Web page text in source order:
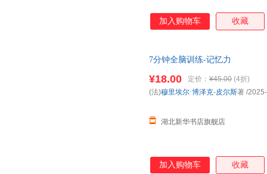
加入购物车 收藏
7分钟全脑训练-记忆力
¥18.00 定价： ¥45.00 (4折)
湖北新华书店旗舰店
(法)穆里埃尔·博泽克-皮尔斯著 /
加入购物车 收藏